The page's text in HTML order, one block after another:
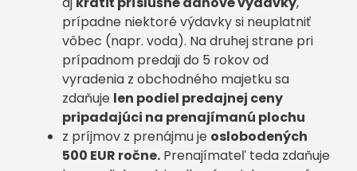
prípadne niektoré výdavky si neuplatniť
vôbec (napr. voda). Na druhej strane pri
prípadnom predaji do 5 rokov od
vyradenia z obchodného majetku sa
zdaňuje len podiel predajnej ceny
pripadajúci na prenajímanú plochu
z príjmov z prenájmu je oslobodených
500 EUR ročne. Prenajímateľ teda zdaňuje